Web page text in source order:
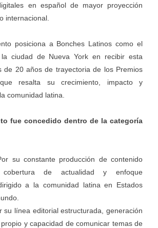
en español de mayor proyección
internacional.
posiciona a Bonches Latinos como el
ciudad de Nueva York en recibir esta
de 20 años de trayectoria de los Premios
resalta su crecimiento, impacto y
comunidad latina.
fue concedido dentro de la categoría
su constante producción de contenido
cobertura de actualidad y enfoque
a la comunidad latina en Estados
su línea editorial estructurada, generación
y capacidad de comunicar temas de